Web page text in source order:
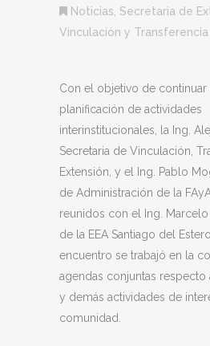
Noticias Secretaria de
Vinculación y Transferencia
Con el objetivo de continuar
planificación de actividades
interinstitucionales, la Ing.
Secretaria de Vinculación,
Extensión, y el Ing. Pablo
de Administración de la
reunidos con el Ing.
de la EEA Santiago del
encuentro se trabajó en la
agendas conjuntas respecto
y demás actividades de
comunidad.